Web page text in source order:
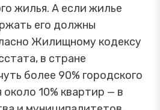
жилья. А если жилье
его должны
Жилищному кодексу
в стране
более 90% городского
10% квартир — в